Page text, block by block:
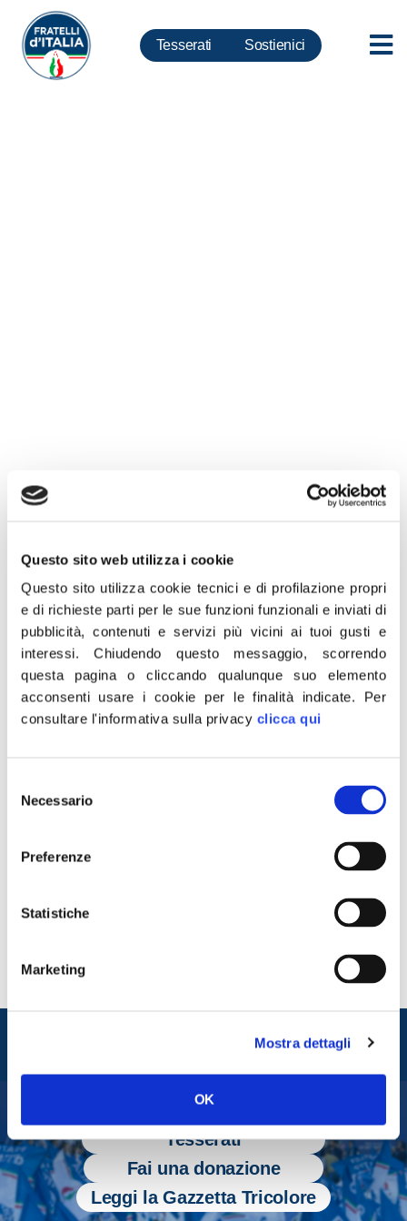
Questo sito web utilizza i cookie
Questo sito utilizza cookie tecnici e di profilazione propri
e di richieste parti per le sue funzioni funzionali e inviati di
pubblicità, contenuti e servizi più vicini ai tuoi gusti e
interessi.Chiudendo questo messaggio, scorrendo
questa pagina o cliccando qualunque suo elemento
acconsenti usare i cookie per le finalità indicate. Per
consultare l'informativa sulla privacy clicca qui
delNecessario
Preferenze
Statistiche
Marketing
Mostra dettagli
OK
Tesserati Sostienici
12 Febbraio 2018
dalla sinistra con lo scopo di gettare fango su Giorgia Meloni
e su Fratelli d’Italia perché evidentemente sente odore di
sconfitta. Le epurazioni e le occupazioni delle poltrone sono
cosa che il Pd conosce molto bene perché le ha inventate la
sinistra. Invece che telefonare agli amici radical chic e
privilegiati del Museo Egizio, Renzi dovrebbe fare una
telefonata al brigadiere pestato a Piacenza dagli amici dei
Piemonte e candidato capolista di Fratelli d’Italia nel collegio
Entra nel mondo di
Fratelli d'Italia
Tesserati
Fai una donazione
Leggi la Gazzetta Tricolore